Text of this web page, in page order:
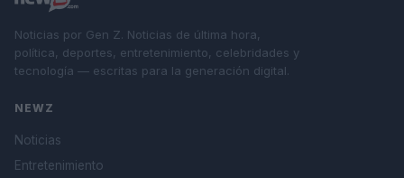
Noticias por Gen Z. Noticias de última hora,
política, deportes, entretenimiento, celebridades y
tecnología — escritas para la generación digital.
NEWZ
Noticias
Entretenimiento